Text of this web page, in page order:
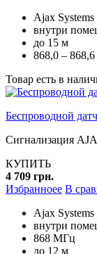
Ajax Systems
внутри
до 15 м
868,0 –
Товар есть в
Беспроводной
Сигнализация
КУПИТЬ
4 709 грн.
Избранноее В
Ajax Systems
внутри
868 МГц
до 12 м